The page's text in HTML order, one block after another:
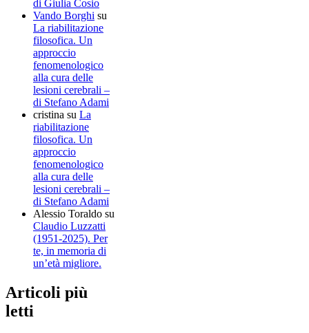
di Giulia Cosio
Vando Borghi su
La riabilitazione
filosofica. Un
approccio
fenomenologico
alla cura delle
lesioni cerebrali –
di Stefano Adami
cristina su La
riabilitazione
filosofica. Un
approccio
fenomenologico
alla cura delle
lesioni cerebrali –
di Stefano Adami
Alessio Toraldo su
Claudio Luzzatti
(1951-2025). Per
te, in memoria di
un’età migliore.
Articoli più
letti